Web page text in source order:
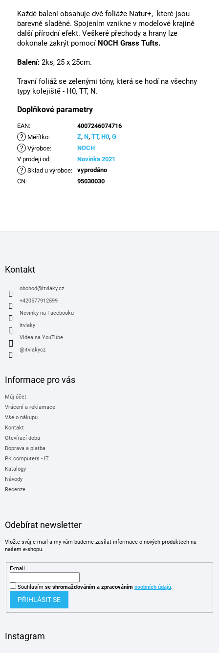
Každé balení obsahuje dvě foliáže Natur+, které jsou
barevně sladěné. Spojením vznikne v modelové krajině
další přírodní efekt. Veškeré přechody a hrany lze
dokonale zakrýt pomocí NOCH Grass Tufts.
Balení: 2ks, 25 x 25cm.
Travní foliáž se zelenými tóny, která se hodí na všechny
typy kolejiště - H0, TT, N.
Doplňkové parametry
EAN: 4007246074716
? Měřítko: Z, N, TT, H0, G
? Výrobce:
NOCH
V prodeji od: Novinka 2021
? Sklad u výrobce:
vyprodáno
CN: 95030030
Kontakt
obchod@itvlaky.cz
+420577912599
Novinky na Facebooku
itvlaky
Videa na YouTube
@itvlakycz
Informace pro vás
Můj účet
Vrácení a reklamace
Vše o nákupu
Kontakt
Otevírací doba
Doprava a platba
PK computers - IT
Katalogy
Návody
Recenze
Odebírat newsletter
Vložte svůj e-mail a my vám budeme zasílat informace o nových produktech na
našem e-shopu.
E-mail
Souhlasím se shromažďováním a zpracováním osobních údajů.
PŘIHLÁSIT SE
Instagram